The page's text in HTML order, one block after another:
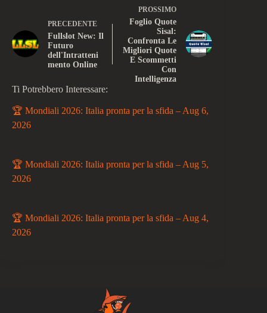
PRECEDENTE
Fullslot New: Il
Futuro
dell'Intratteni
mento Online
PROSSIMO
Foglio Quote
Sisal:
Confronta Le
Migliori Quote
E Scommetti
Con
Intelligenza
Ti Potrebbero Interessare:
🏆 Mondiali 2026: Italia pronta per la sfida – Aug 6,
2026
🏆 Mondiali 2026: Italia pronta per la sfida – Aug 5,
2026
🏆 Mondiali 2026: Italia pronta per la sfida – Aug 4,
2026